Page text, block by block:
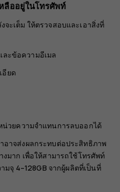
ลืออยู่ในโทรศัพท์
ะเต็ม ให้ตรวจสอบและเอาสิ่งที่
ละข้อความอีเมล
อียด
วยความจำแทนการลบออกได้
าจส่งผลกระทบต่อประสิทธิภาพ
มาก เพื่อให้สามารถใช้โทรศัพท์
มจุ 4–128GB จากผู้ผลิตที่เป็นที่